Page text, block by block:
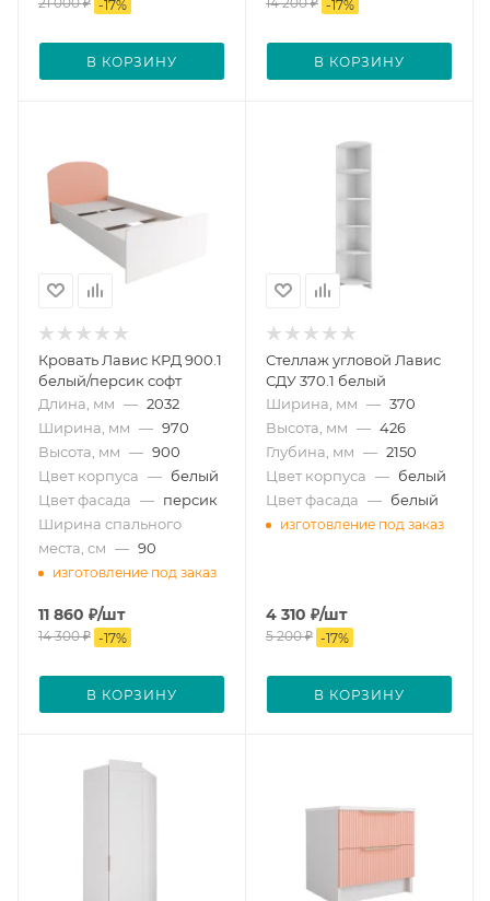
-17%
В КОРЗИНУ
-17%
В КОРЗИНУ
Кровать Лавис КРД 900.1
белый/персик софт
Длина, мм — 2032
Ширина, мм — 970
Высота, мм — 900
Цвет корпуса — белый
Цвет фасада — персик
Ширина спального
места, см — 90
изготовление под заказ
11 860 ₽/шт
14 300₽ -17%
В КОРЗИНУ
Стеллаж угловой Лавис
СДУ 370.1 белый
Ширина, мм — 370
Высота, мм — 426
Глубина, мм — 2150
Цвет корпуса — белый
Цвет фасада — белый
изготовление под заказ
4 310 ₽/шт
5 200₽ -17%
В КОРЗИНУ